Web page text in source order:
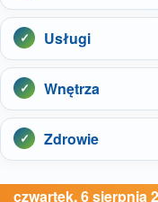
Usługi
Wnętrza
Zdrowie
czwartek, 6 sierpnia